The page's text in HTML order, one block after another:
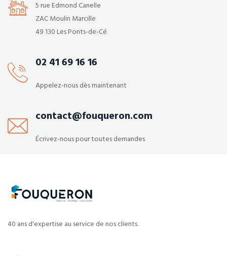
5 rue Edmond Canelle
ZAC Moulin Marcille
49 130 Les Ponts-de-Cé
02 41 69 16 16
Appelez-nous dès maintenant
contact@fouqueron.com
Écrivez-nous pour toutes demandes
40 ans d'expertise au service de nos clients.